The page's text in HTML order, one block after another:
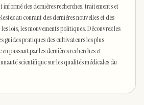
informé des dernières recherches, traitements et
au courant des dernières nouvelles et des
lois, les mouvements politiques. Découvrez les
guides pratiques des cultivateurs les plus
passant par les dernières recherches et
scientifique sur les qualités médicales du